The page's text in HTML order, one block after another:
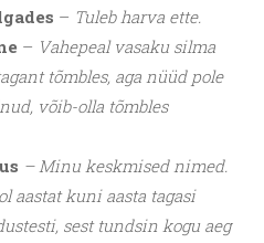
– Tuleb harva ette.
– Vahepeal vasaku silma
tõmbles, aga nüüd pole
võib-olla tõmbles
– Minu keskmised nimed.
aastat kuni aasta tagasi
sest tundsin kogu aeg